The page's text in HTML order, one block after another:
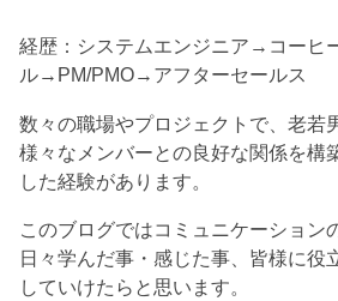
経歴：システムエンジニア→コーヒ
ル→PM/PMO→アフターセールス
数々の職場やプロジェクトで、老若
様々なメンバーとの良好な関係を構
した経験があります。
このブログではコミュニケーション
日々学んだ事・感じた事、皆様に役
していけたらと思います。